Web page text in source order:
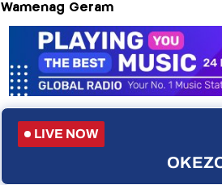
Wamenag Geram
LIVE NOW